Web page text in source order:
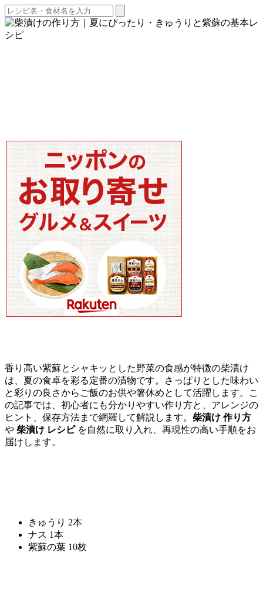
香り高い紫蘇とシャキッとした野菜の食感が特徴の柴漬け
は、夏の食卓を彩る定番の漬物です。さっぱりとした味わい
と彩りの良さからご飯のお供や箸休めとして活躍します。こ
の記事では、初心者にも分かりやすい作り方と、アレンジの
ヒント、保存方法まで網羅して解説します。 柴漬け 作り方
や 柴漬け レシピを自然に取り入れ、再現性の高い手順をお
届けします。
きゅうり 2本
ナス 1本
紫蘇の葉 10枚